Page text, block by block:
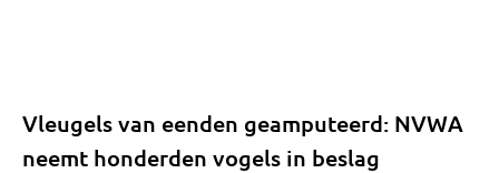
Vleugels van eenden geamputeerd: NVWA
neemt honderden vogels in beslag